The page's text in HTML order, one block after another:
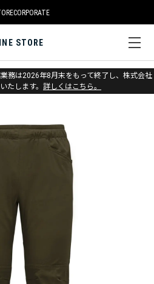
CORPORATE
STORE
務は2026年8月末をもって終了し、株式会社
たします。 詳しくはこちら。
> アパレル > ボトムス > パンツ